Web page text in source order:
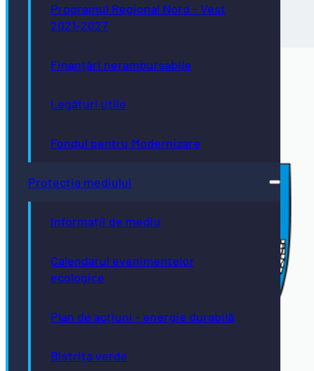
Programul Regional Nord - Vest
2021-2027
Finanțări nerambursabile
Legături utile
Fondul pentru Modernizare
Protecția mediului
Informații de mediu
Calendarul evenimentelor
ecologice
Plan de acțiuni - energie durabilă
Bistrița verde
Grigorescu, Aleea Spătarului,…
31/07/2026